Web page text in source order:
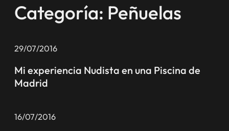
Categoría: Peñuelas
29/07/2016
Mi experiencia Nudista en una Piscina de
Madrid
16/07/2016